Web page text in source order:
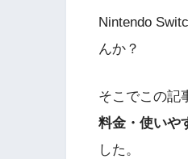
Nintendo
んか？
そこでこの記
料金・使いや
した。